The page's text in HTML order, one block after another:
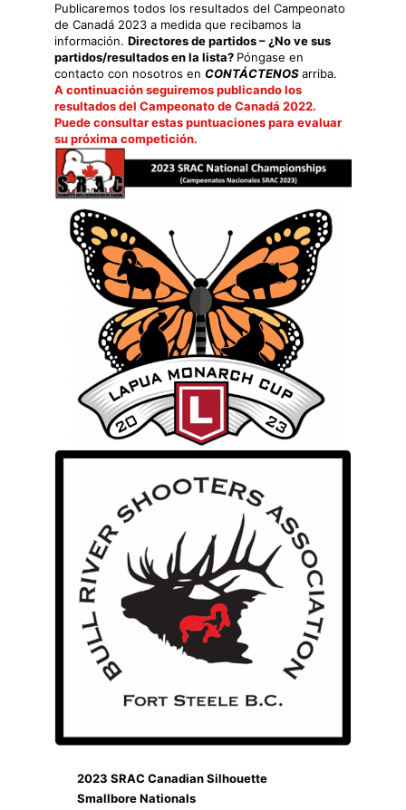
Publicaremos todos los resultados del Campeonato
de Canadá 2023 a medida que recibamos la
información. Directores de partidos – ¿No ve sus
partidos/resultados en la lista? Póngase en
contacto con nosotros en CONTÁCTENOSarriba.
A continuación seguiremos publicando los
resultados del Campeonato de Canadá 2022.
Puede consultar estas puntuaciones para evaluar
su próxima competición.
2023 SRAC Canadian Silhouette
Smallbore Nationals